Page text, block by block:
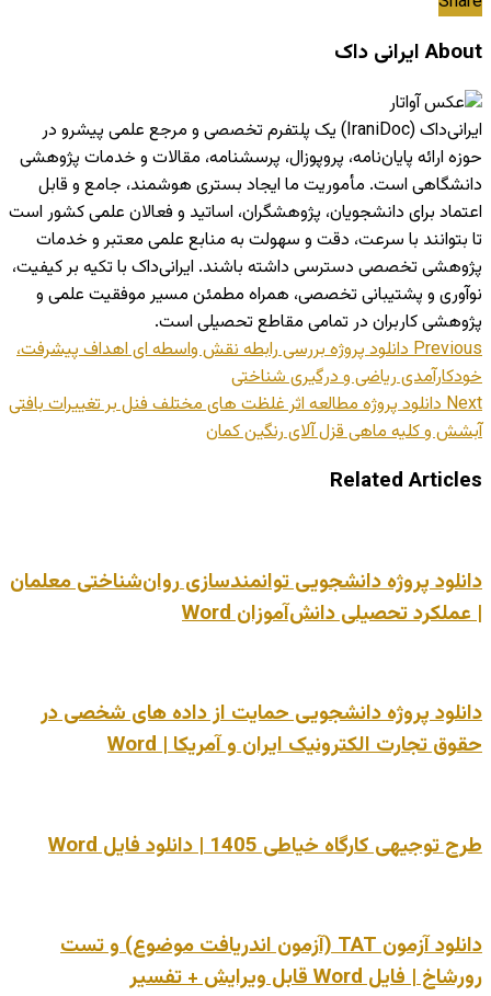
About ایرانی داک
ایرانی‌داک (IraniDoc) یک پلتفرم تخصصی و مرجع علمی پیشرو در
حوزه ارائه پایان‌نامه، پروپوزال، پرسشنامه، مقالات و خدمات پژوهشی
دانشگاهی است. مأموریت ما ایجاد بستری هوشمند، جامع و قابل
اعتماد برای دانشجویان، پژوهشگران، اساتید و فعالان علمی کشور است
تا بتوانند با سرعت، دقت و سهولت به منابع علمی معتبر و خدمات
پژوهشی تخصصی دسترسی داشته باشند. ایرانی‌داک با تکیه بر کیفیت،
نوآوری و پشتیبانی تخصصی، همراه مطمئن مسیر موفقیت علمی و
پژوهشی کاربران در تمامی مقاطع تحصیلی است.
Previousدانلود پروژه بررسی رابطه نقش واسطه ای اهداف پیشرفت،
خودکارآمدی ریاضی و درگیری شناختی
Nextدانلود پروژه مطالعه اثر غلظت های مختلف فنل بر تغییرات بافتی
آبشش و کلیه ماهی قزل آلای رنگین کمان
Related Articles
دانلود پروژه دانشجویی توانمندسازی روان‌شناختی معلمان
| عملکرد تحصیلی دانش‌آموزان Word
دانلود پروژه دانشجویی حمایت از داده های شخصی در
حقوق تجارت الکترونیک ایران و آمریکا | Word
طرح توجیهی کارگاه خیاطی 1405 | دانلود فایل Word
دانلود آزمون TAT (آزمون اندریافت موضوع) و تست
رورشاخ | فایل Word قابل ویرایش + تفسیر